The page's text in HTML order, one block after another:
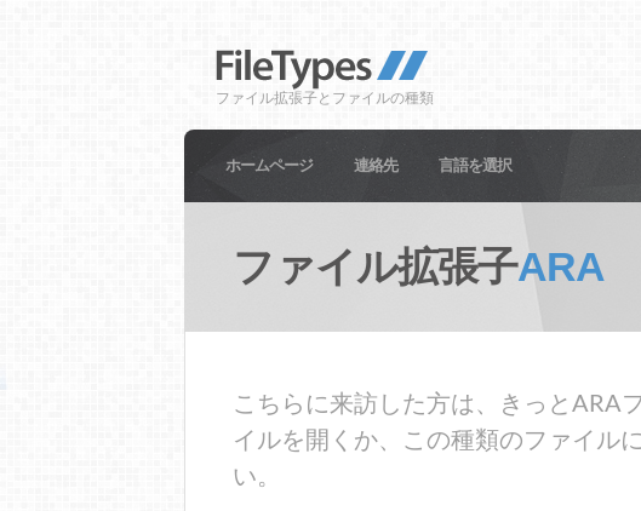
ファイル拡張子とファイルの種類
ホームページ 連絡先 言語を選択
ファイル拡張子ARA
こちらに来訪した方は、きっとARA
イルを開くか、この種類のファイル
い。